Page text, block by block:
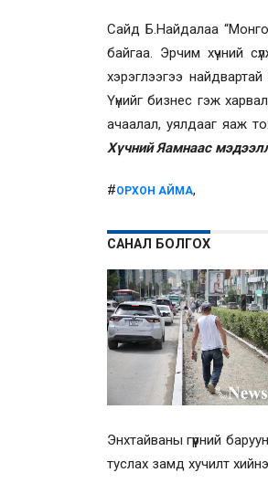
Сайд Б.Найдалаа
байгаа. Эрчим хүчний
хэрэглээгээ
Үүнийг бизнес гэж
ачаалал, уялдааг яаж
Хүчний Яамнаас
#ОРХОН АЙМА,
САНАЛ БОЛГОХ
Энхтайваны гүүрний
туслах замд хучилт хийнэ